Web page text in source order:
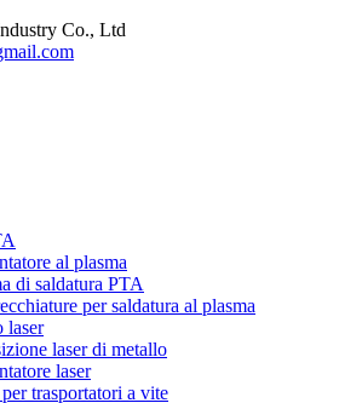
Co., Ltd
al plasma
di saldatura PTA
per saldatura al plasma
laser
laser di metallo
laser
trasportatori a vite